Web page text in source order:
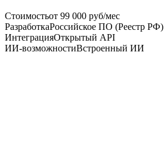
Стоимостьот 99 000 руб/мес
РазработкаРоссийское ПО (Реестр РФ)
ИнтеграцияОткрытый API
ИИ-возможностиВстроенный ИИ